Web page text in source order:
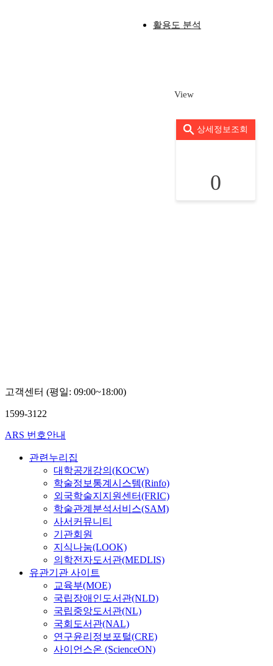
활용도 분석
View
상세정보조회
0
고객센터 (평일: 09:00~18:00)
1599-3122
ARS 번호안내
관련누리집
대학공개강의(KOCW)
학술정보통계시스템(Rinfo)
외국학술지지원센터(FRIC)
학술관계분석서비스(SAM)
사서커뮤니티
기관회원
지식나눔(LOOK)
의학전자도서관(MEDLIS)
유관기관 사이트
교육부(MOE)
국립장애인도서관(NLD)
국립중앙도서관(NL)
국회도서관(NAL)
연구윤리정보포털(CRE)
사이언스온 (ScienceON)